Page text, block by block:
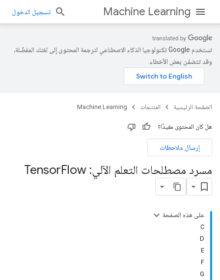
Machine Learning تسجيل الدخول
تستخدم Google تكنولوجيا الذكاء الاصطناعي لترجمة المحتوى إلى لغتك المفضّلة،
وقد تتضمّن بعض الأخطاء.
الصفحة الرئيسية المنتجات Machine Learning
هل كان المحتوى مفيدًا؟
إرسال ملاحظات
مسرد مصطلحات التعلم الآلي: Tensor Flow
على هذه الصفحة
C
D
E
F
G